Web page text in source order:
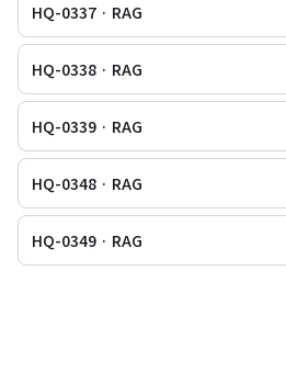
HQ-0337 · RAG
HQ-0338 · RAG
HQ-0339 · RAG
HQ-0348 · RAG
HQ-0349 · RAG